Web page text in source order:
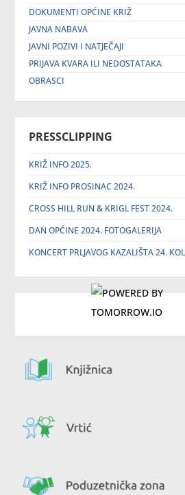
DOKUMENTI OPĆINE KRIŽ
JAVNA NABAVA
JAVNI POZIVI I NATJEČAJI
PRIJAVA KVARA ILI NEDOSTATAKA
OBRASCI
PRESSCLIPPING
KRIŽ INFO 2025.
KRIŽ INFO PROSINAC 2024.
CROSS HILL RUN & KRIGL FEST 2024.
DAN OPĆINE 2024. FOTOGALERIJA
KONCERT PRLJAVOG KAZALIŠTA 24.